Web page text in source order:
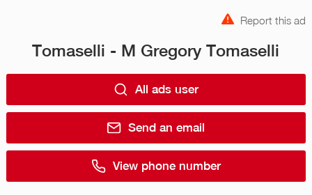
Report this ad
Tomaselli - M Gregory Tomaselli
All ads user
Send an email
View phone number